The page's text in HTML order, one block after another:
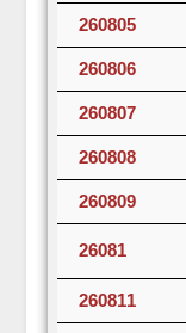
260805
260806
260807
260808
260809
26081
260811